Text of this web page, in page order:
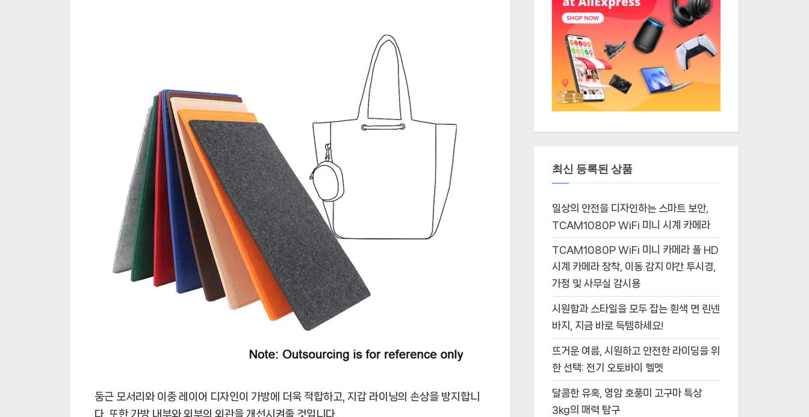
둥근 모서리와 이중 레이어 디자인이 가방에 더욱 적합하고, 지갑 라이닝의 손상을 방지합니
다. 또한 가방 내부와 외부의 외관을 개선시켜줄 것입니다.
최신 등록된 상품
일상의 안전을 디자인하는 스마트 보안,
TCAM1080P WiFi 미니 시계 카메라
TCAM1080P WiFi 미니 카메라 풀 HD
시계 카메라 장착, 이동 감지 야간 투시경,
가정 및 사무실 감시용
시원함과 스타일을 모두 잡는 흰색 면 린넨
바지, 지금 바로 득템하세요!
뜨거운 여름, 시원하고 안전한 라이딩을 위
한 선택: 전기 오토바이 헬멧
달콤한 유혹, 영암 호풍미 고구마 특상
3kg의 매력 탐구